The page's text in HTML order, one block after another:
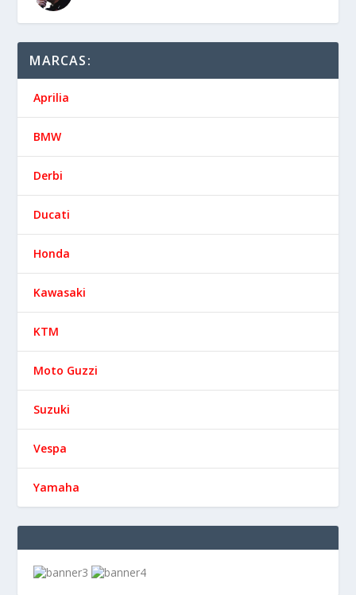
MARCAS:
Aprilia
BMW
Derbi
Ducati
Honda
Kawasaki
KTM
Moto Guzzi
Suzuki
Vespa
Yamaha